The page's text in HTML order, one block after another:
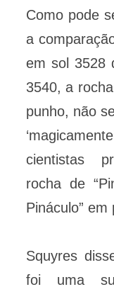
Como pode
a
em sol 3528
3540, a
punho, não
cientistas
rocha de
Pináculo” em
Squyres
foi uma